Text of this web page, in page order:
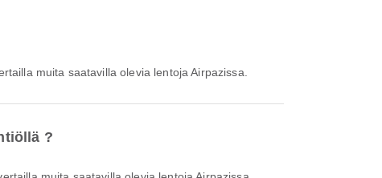
muita saatavilla olevia lentoja Airpazissa.
?